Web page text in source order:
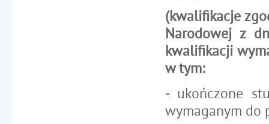
(kwalifikacje
Narodowej z
kwalifikacji
w tym:
- ukończone
wymaganym do